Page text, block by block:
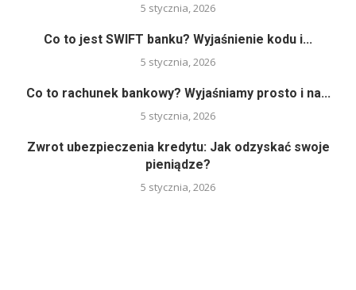
5 stycznia, 2026
Co to jest SWIFT banku? Wyjaśnienie kodu i...
5 stycznia, 2026
Co to rachunek bankowy? Wyjaśniamy prosto i na...
5 stycznia, 2026
Zwrot ubezpieczenia kredytu: Jak odzyskać swoje
pieniądze?
5 stycznia, 2026